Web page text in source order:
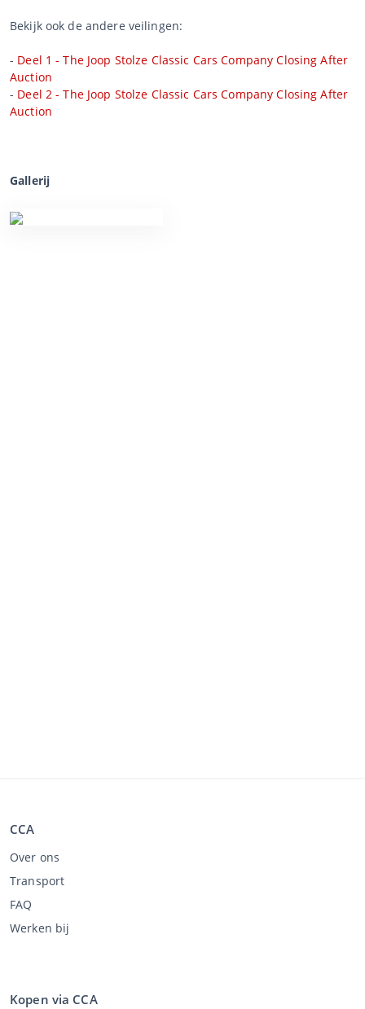
Bekijk ook de andere veilingen:
- Deel 1 - The Joop Stolze Classic Cars Company Closing After
Auction
- Deel 2 - The Joop Stolze Classic Cars Company Closing After
Auction
Gallerij
CCA
Over ons
Transport
FAQ
Werken bij
Kopen via CCA